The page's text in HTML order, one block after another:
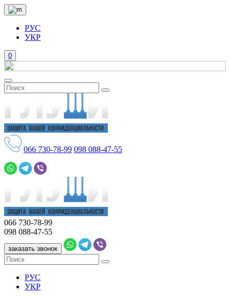
РУС
УКР
0
066 730-78-99 098 088-47-55
066 730-78-99
098 088-47-55
заказать звонок
РУС
УКР